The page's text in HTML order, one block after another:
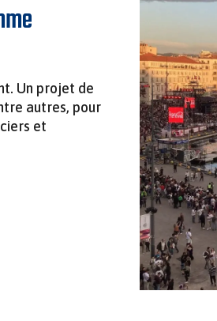
Un projet de
autres, pour
et